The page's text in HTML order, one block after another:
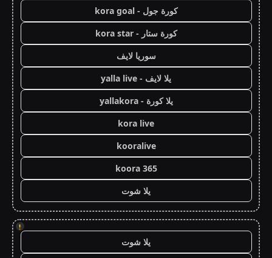
كورة جول - kora goal
كورة ستار - kora star
سوريا لايف
يلا لايف - yalla live
يلا كورة - yallakora
kora live
kooralive
koora 365
يلا شوت
!
يلا شوت